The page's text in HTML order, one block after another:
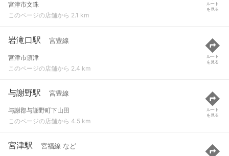
宮津市文珠
このページの店舗から 2.1 km
ルート
を見る
岩滝口駅 宮豊線
宮津市須津
このページの店舗から 2.4 km
ルート
を見る
与謝野駅 宮豊線
与謝郡与謝野町下山田
このページの店舗から 4.5 km
ルート
を見る
宮津駅 宮福線 など